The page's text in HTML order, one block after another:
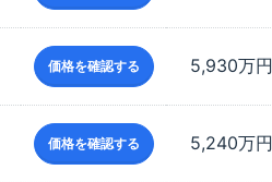
価格を確認する 5,930万円
価格を確認する 5,240万円